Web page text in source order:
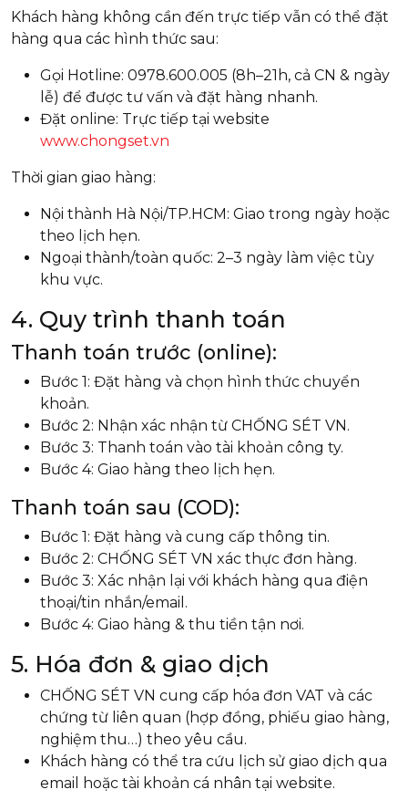
Khách hàng không cần đến trực tiếp vẫn có thể đặt
hàng qua các hình thức sau:
Gọi Hotline: 0978.600.005 (8h–21h, cả CN & ngày
lễ) để được tư vấn và đặt hàng nhanh.
Đặt online: Trực tiếp tại website
www.chongset.vn
Thời gian giao hàng:
Nội thành Hà Nội/TP.HCM: Giao trong ngày hoặc
theo lịch hẹn.
Ngoại thành/toàn quốc: 2–3 ngày làm việc tùy
khu vực.
4. Quy trình thanh toán
Thanh toán trước (online):
Bước 1: Đặt hàng và chọn hình thức chuyển
khoản.
Bước 2: Nhận xác nhận từ CHỐNG SÉT VN.
Bước 3: Thanh toán vào tài khoản công ty.
Bước 4: Giao hàng theo lịch hẹn.
Thanh toán sau (COD):
Bước 1: Đặt hàng và cung cấp thông tin.
Bước 2: CHỐNG SÉT VN xác thực đơn hàng.
Bước 3: Xác nhận lại với khách hàng qua điện
thoại/tin nhắn/email.
Bước 4: Giao hàng & thu tiền tận nơi.
5. Hóa đơn & giao dịch
CHỐNG SÉT VN cung cấp hóa đơn VAT và các
chứng từ liên quan (hợp đồng, phiếu giao hàng,
nghiệm thu…) theo yêu cầu.
Khách hàng có thể tra cứu lịch sử giao dịch qua
email hoặc tài khoản cá nhân tại website.